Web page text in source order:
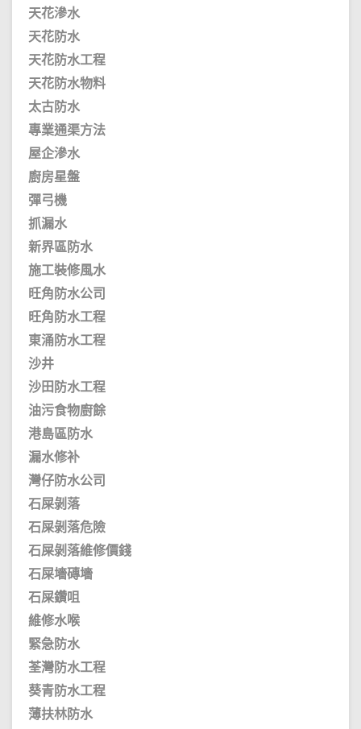
天花滲水
天花防水
天花防水工程
天花防水物料
太古防水
專業通渠方法
屋企滲水
廚房星盤
彈弓機
抓漏水
新界區防水
施工裝修風水
旺角防水公司
旺角防水工程
東涌防水工程
沙井
沙田防水工程
油污食物廚餘
港島區防水
漏水修补
灣仔防水公司
石屎剝落
石屎剝落危險
石屎剝落維修價錢
石屎墻磚墻
石屎鑽咀
維修水喉
緊急防水
荃灣防水工程
葵青防水工程
薄扶林防水